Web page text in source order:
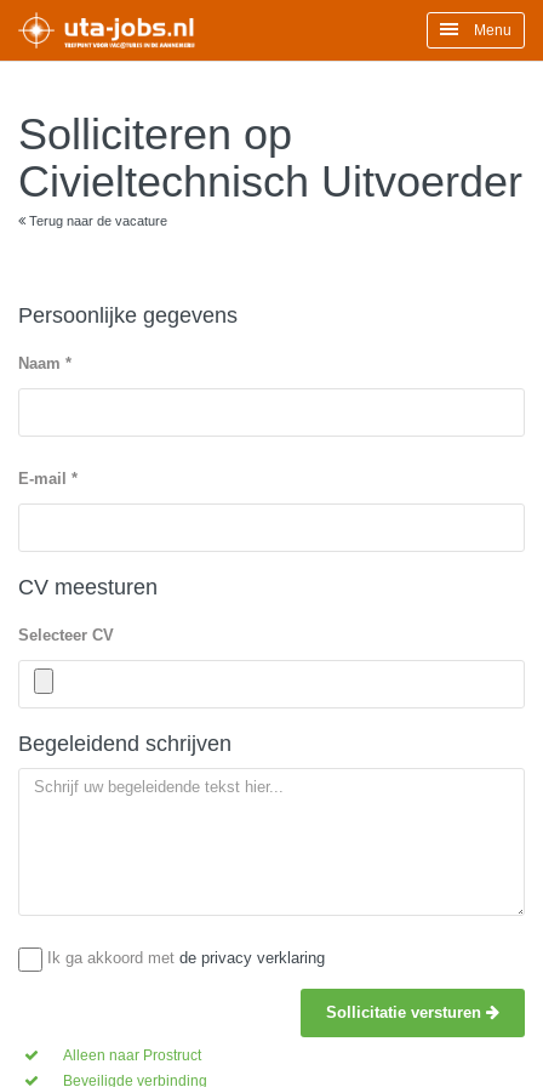
Menu
Solliciteren op
Civieltechnisch Uitvoerder
Terug naar de vacature
Persoonlijke gegevens
Naam *
E-mail *
CV meesturen
Selecteer CV
Begeleidend schrijven
Ik ga akkoord met de privacy verklaring
Sollicitatie versturen
Alleen naar Prostruct
Beveiligde verbinding